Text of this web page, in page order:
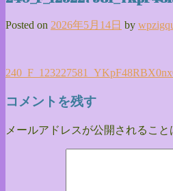
Posted on 2026年5月14日 by
投
稿
ナ
コメントを残す
メールアドレスが公開されること